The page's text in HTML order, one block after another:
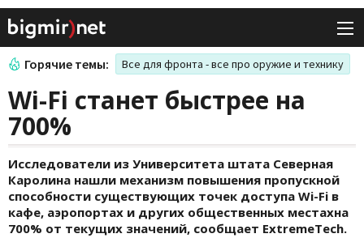
Горячие темы: Все для фронта - все про оружие и технику
Wi-Fi станет быстрее на
700%
Исследователи из Университета штата Северная
Каролина нашли механизм повышения пропускной
способности существующих точек доступа Wi-Fi в
кафе, аэропортах и других общественных местахна
700% от текущих значений, сообщает ExtremeTech.